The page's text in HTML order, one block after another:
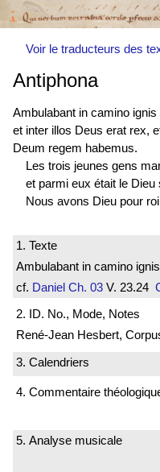
Voir le traducteurs des
Antiphona
Ambulabant in camino ignis
et inter illos Deus erat rex,
Deum regem habemus.
Les trois jeunes gens
et parmi eux était le
Nous avons Dieu pour
1. Texte
Ambulabant in camino
cf. Daniel Ch. 03 V. 23.24
2. ID. No., Mode, Notes
René-Jean Hesbert,
3. Calendriers
4. Commentaire
5. Analyse musicale